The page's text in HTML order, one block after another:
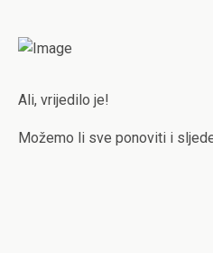
Ali, vrijedilo je!
Možemo li sve ponoviti i